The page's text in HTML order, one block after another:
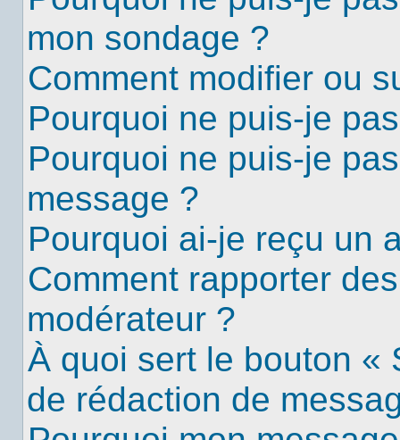
mon sondage ?
Comment modifier ou
Pourquoi ne puis-je
Pourquoi ne puis-je
message ?
Pourquoi ai-je reçu un
Comment rapporter
modérateur ?
À quoi sert le bouton «
de rédaction de